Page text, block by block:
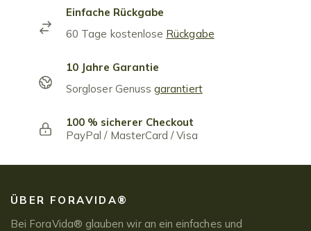
Einfache Rückgabe
60 Tage kostenlose Rückgabe
10 Jahre Garantie
Sorgloser Genussgarantiert
100 % sicherer Checkout
PayPal / MasterCard / Visa
ÜBER FORAVIDA®
Bei ForaVida® glauben wir an ein einfaches und